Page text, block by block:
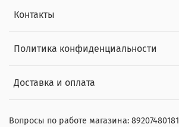
Контакты
Политика конфиденциальности
Доставка и оплата
Вопросы по работе магазина: 89207480181